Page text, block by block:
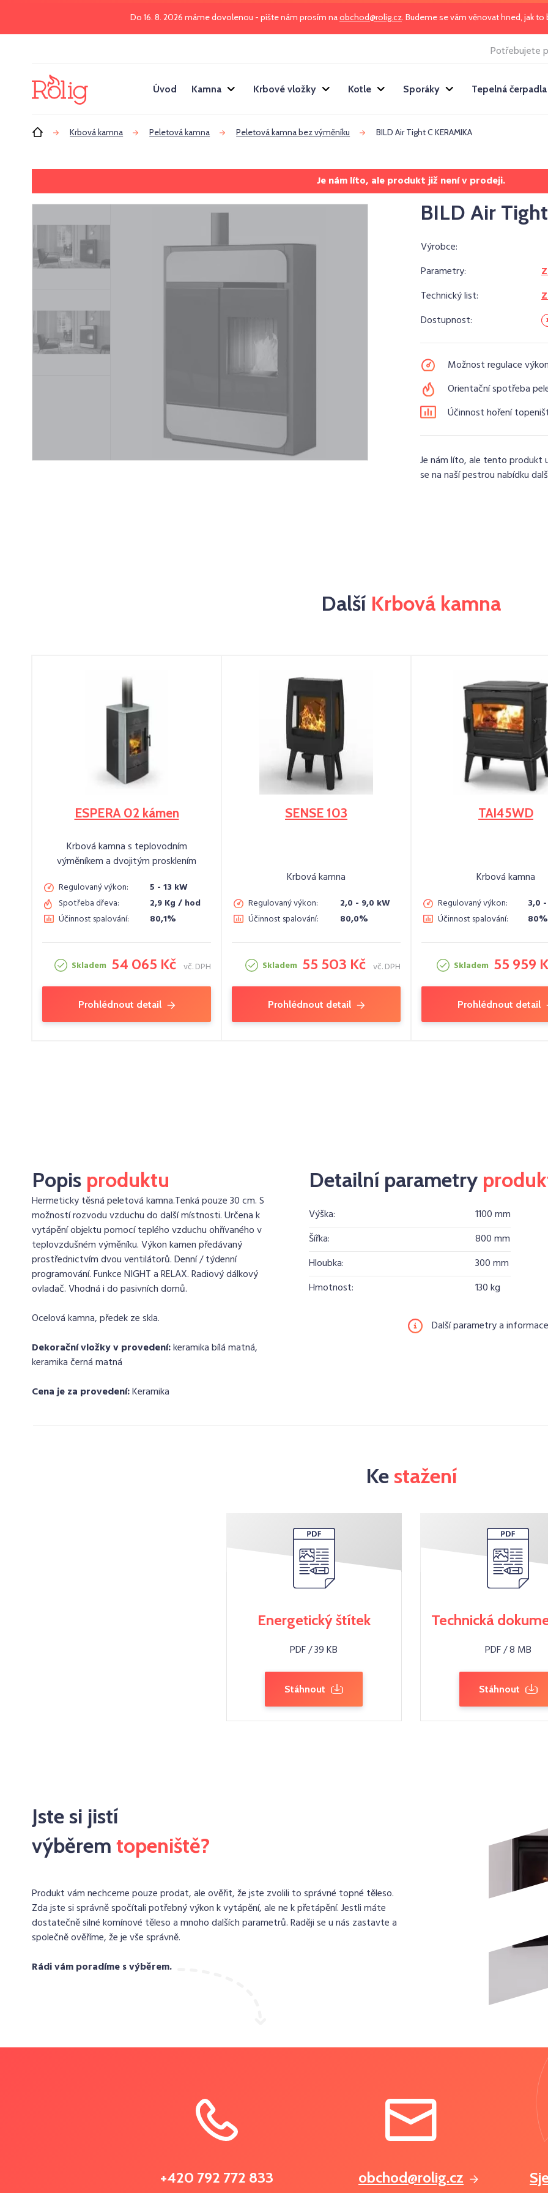
Do 16. 8. 2026 máme dovolenou - pište nám prosím naobchod@rolig.cz. Budeme se vám věnovat hned, jak
Potřebujete
Úvod Kamna Krbové vložky Kotle Sporáky Tepelná čerpadla
Úvod Krbová kamna Peletová kamna Peletová kamna bez výměníku BILD Air Tight C KERAMIKA
Je nám líto, ale produkt již není v prodeji.
BILD Air
Výrobce:
Parametry:
Technický list:
Dostupnost:
Možnost regulace
Orientační spotřeba
Účinnost hoření
Je nám líto, ale tento produkt
se na naší pestrou nabídku
Další Krbová kamna
ESPERA 02 kámen
Krbová kamna s teplovodním
výměníkem a dvojitým prosklením
Regulovaný výkon:
5 - 13 kW
Spotřeba dřeva:
2,9 Kg / hod
Účinnost spalování:
80,1%
Skladem 54 065 Kč vč. DPH
Prohlédnout detail
SENSE 103
Krbová kamna
Regulovaný výkon:
2,0 - 9,0 kW
Účinnost spalování:
80,0%
Skladem 55 503 Kč vč. DPH
Prohlédnout detail
TAI45WD
Krbová kamna
Regulovaný výkon:
3,0
Účinnost spalování:
80%
Skladem 55 959
Prohlédnout detail
Popis produktu
Hermeticky těsná peletová kamna.Tenká pouze 30 cm. S
možností rozvodu vzduchu do další místnosti. Určena k
vytápění objektu pomocí teplého vzduchu ohřívaného v
teplovzdušném výměníku. Výkon kamen předávaný
prostřednictvím dvou ventilátorů. Denní / týdenní
programování. Funkce NIGHT a RELAX. Radiový dálkový
ovladač. Vhodná i do pasivních domů.
Ocelová kamna, předek ze skla.
Dekorační vložky v provedení:keramika bílá matná,
keramika černá matná
Cena je za provedení:Keramika
Detailní parametry
Výška:
1100 mm
Šířka:
800 mm
Hloubka:
300 mm
Hmotnost:
130 kg
Další parametry a
Ke stažení
Energetický štítek
PDF / 39 KB
Stáhnout
Technická
PDF / 8 MB
Stáhnout
Jste si jistí
výběrem topeniště?
Produkt vám nechceme pouze prodat, ale ověřit, že jste zvolili to správné topné těleso.
Zda jste si správně spočítali potřebný výkon k vytápění, ale ne k přetápění. Jestli máte
dostatečně silné komínové těleso a mnoho dalších parametrů. Raději se u nás zastavte a
společně ověříme, že je vše správně.
Rádi vám poradíme s výběrem.
+420 792 772 833 obchod@rolig.cz